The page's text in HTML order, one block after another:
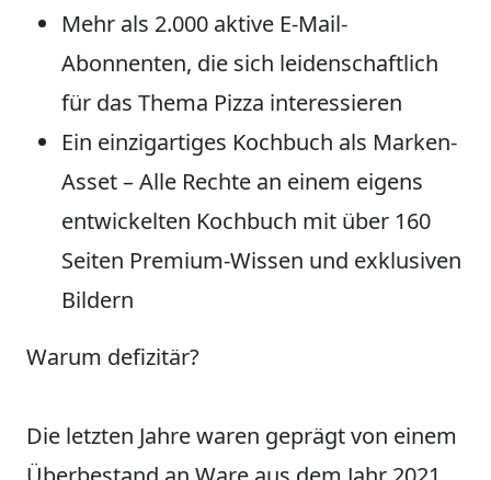
Mehr als 2.000 aktive E-Mail-
Abonnenten, die sich leidenschaftlich
für das Thema Pizza interessieren
Ein einzigartiges Kochbuch als Marken-
Asset – Alle Rechte an einem eigens
entwickelten Kochbuch mit über 160
Seiten Premium-Wissen und exklusiven
Bildern
Warum defizitär?
Die letzten Jahre waren geprägt von einem